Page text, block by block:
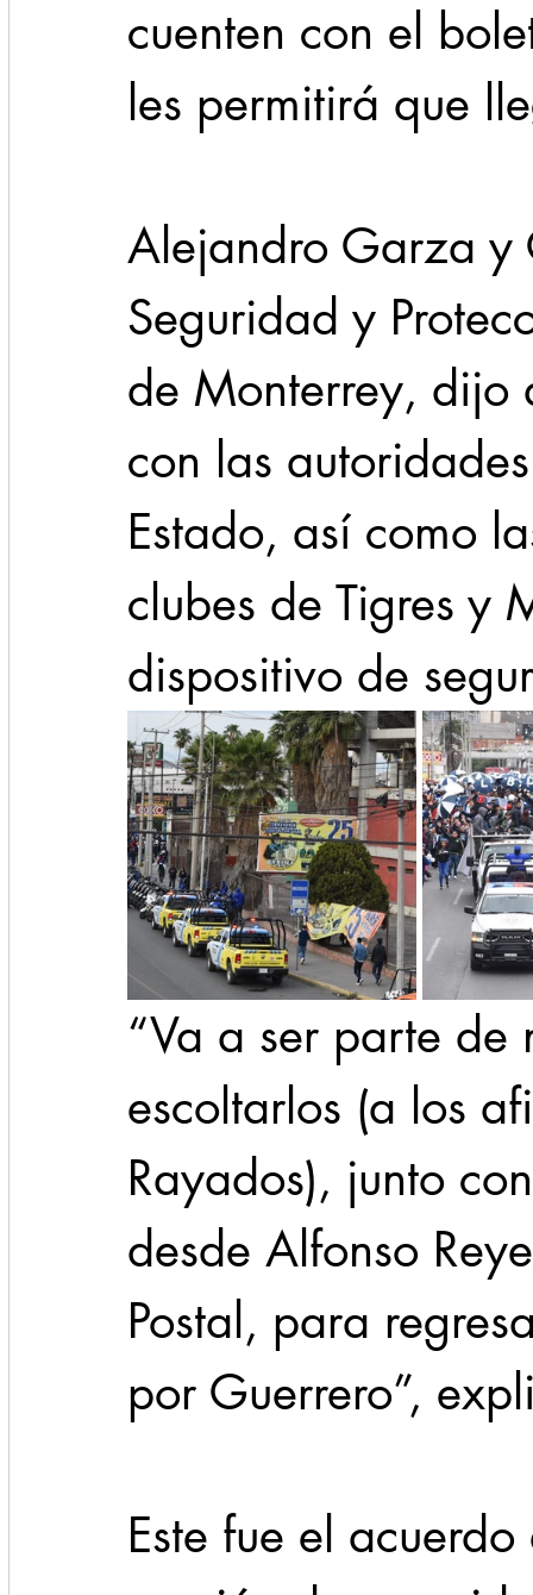
cuenten con el
les permitirá que
Alejandro Garza
Seguridad y
de Monterrey, dijo
con las
Estado, así como
clubes de Tigres y
dispositivo de
“Va a ser parte
escoltarlos (a los
Rayados), junto
desde Alfonso
Postal, para
por Guerrero”,
Este fue el